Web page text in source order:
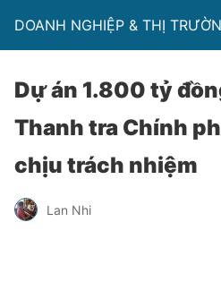
DOANH NGHIỆP & THỊ
Dự án 1.800 tỷ
Thanh tra Chính
chịu trách nhiệm
Lan Nhi